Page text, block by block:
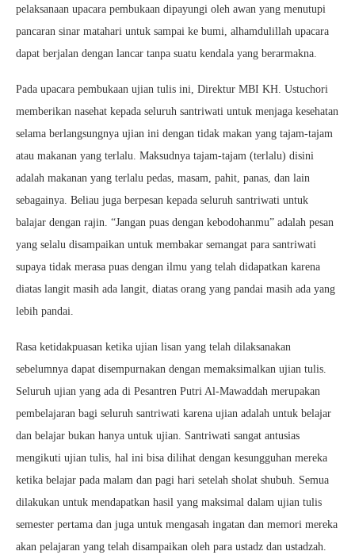
pelaksanaan upacara pembukaan dipayungi oleh awan yang menutupi
pancaran sinar matahari untuk sampai ke bumi, alhamdulillah upacara
dapat berjalan dengan lancar tanpa suatu kendala yang berarmakna.
Pada upacara pembukaan ujian tulis ini, Direktur MBI KH. Ustuchori
memberikan nasehat kepada seluruh santriwati untuk menjaga kesehatan
selama berlangsungnya ujian ini dengan tidak makan yang tajam-tajam
atau makanan yang terlalu. Maksudnya tajam-tajam (terlalu) disini
adalah makanan yang terlalu pedas, masam, pahit, panas, dan lain
sebagainya. Beliau juga berpesan kepada seluruh santriwati untuk
balajar dengan rajin. “Jangan puas dengan kebodohanmu” adalah pesan
yang selalu disampaikan untuk membakar semangat para santriwati
supaya tidak merasa puas dengan ilmu yang telah didapatkan karena
diatas langit masih ada langit, diatas orang yang pandai masih ada yang
lebih pandai.
Rasa ketidakpuasan ketika ujian lisan yang telah dilaksanakan
sebelumnya dapat disempurnakan dengan memaksimalkan ujian tulis.
Seluruh ujian yang ada di Pesantren Putri Al-Mawaddah merupakan
pembelajaran bagi seluruh santriwati karena ujian adalah untuk belajar
dan belajar bukan hanya untuk ujian. Santriwati sangat antusias
mengikuti ujian tulis, hal ini bisa dilihat dengan kesungguhan mereka
ketika belajar pada malam dan pagi hari setelah sholat shubuh. Semua
dilakukan untuk mendapatkan hasil yang maksimal dalam ujian tulis
semester pertama dan juga untuk mengasah ingatan dan memori mereka
akan pelajaran yang telah disampaikan oleh para ustadz dan ustadzah.